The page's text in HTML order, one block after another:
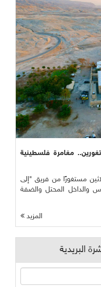
مغامرة فلسطينية
مستغورًا من فريق "إلى
والداخل المحتل والضفة
المزيد
البريدية